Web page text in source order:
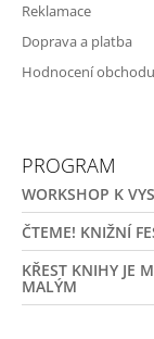
Reklamace
Doprava a platba
Hodnocení obchodu
PROGRAM
WORKSHOP K
ČTEME! KNIŽNÍ
KŘEST KNIHY JE
MALÝM